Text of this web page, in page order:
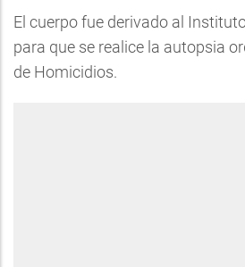
El cuerpo fue derivado al
para que se realice la autopsia
de Homicidios.